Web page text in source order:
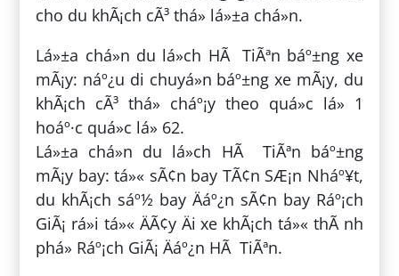
cho du khÃ¡ch cÃ³ thá» lá»±a chá»n.
Lá»±a chá»n du lá»ch HÃ TiÃªn báº±ng xe
mÃ¡y: náº¿u di chuyá»n báº±ng xe mÃ¡y, du
khÃ¡ch cÃ³ thá» cháº¡y theo quá»c lá» 1
hoáº·c quá»c lá» 62.
Lá»±a chá»n du lá»ch HÃ TiÃªn báº±ng
mÃ¡y bay: tá»« sÃ¢n bay TÃ¢n SÆ¡n Nháº¥t,
du khÃ¡ch sáº½ bay Äáº¿n sÃ¢n bay Ráº¡ch
GiÃ¡ rá»i tá»« ÄÃ¢y Äi xe khÃ¡ch tá»« thÃ nh
phá» Ráº¡ch GiÃ¡ Äáº¿n HÃ TiÃªn.